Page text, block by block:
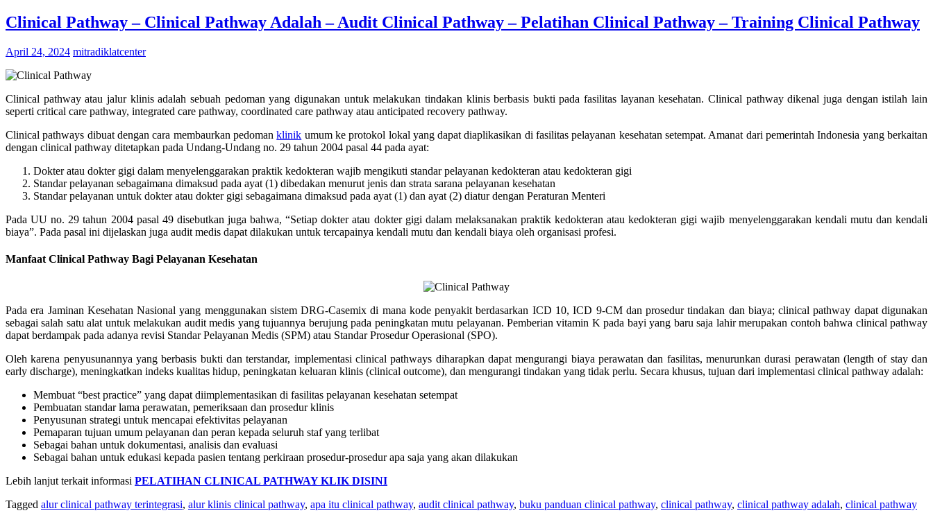
Clinical Pathway – Clinical Pathway Adalah – Audit Clinical Pathway – Pelatihan Clinical Pathway – Training Clinical Pathway
April 24, 2024 mitradiklatcenter
Clinical pathway atau jalur klinis adalah sebuah pedoman yang digunakan untuk melakukan tindakan klinis berbasis bukti pada fasilitas layanan kesehatan. Clinical pathway dikenal juga dengan istilah lain
seperti critical care pathway, integrated care pathway, coordinated care pathway atau anticipated recovery pathway.
Clinical pathways dibuat dengan cara membaurkan pedomanklinik umum ke protokol lokal yang dapat diaplikasikan di fasilitas pelayanan kesehatan setempat. Amanat dari pemerintah Indonesia yang berkaitan
dengan clinical pathway ditetapkan pada Undang-Undang no. 29 tahun 2004 pasal 44 pada ayat:
Dokter atau dokter gigi dalam menyelenggarakan praktik kedokteran wajib mengikuti standar pelayanan kedokteran atau kedokteran gigi
Standar pelayanan sebagaimana dimaksud pada ayat (1) dibedakan menurut jenis dan strata sarana pelayanan kesehatan
Standar pelayanan untuk dokter atau dokter gigi sebagaimana dimaksud pada ayat (1) dan ayat (2) diatur dengan Peraturan Menteri
Pada UU no. 29 tahun 2004 pasal 49 disebutkan juga bahwa, “Setiap dokter atau dokter gigi dalam melaksanakan praktik kedokteran atau kedokteran gigi wajib menyelenggarakan kendali mutu dan kendali
biaya”. Pada pasal ini dijelaskan juga audit medis dapat dilakukan untuk tercapainya kendali mutu dan kendali biaya oleh organisasi profesi.
Manfaat Clinical Pathway Bagi Pelayanan Kesehatan
Pada era Jaminan Kesehatan Nasional yang menggunakan sistem DRG-Casemix di mana kode penyakit berdasarkan ICD 10, ICD 9-CM dan prosedur tindakan dan biaya; clinical pathway dapat digunakan
sebagai salah satu alat untuk melakukan audit medis yang tujuannya berujung pada peningkatan mutu pelayanan. Pemberian vitamin K pada bayi yang baru saja lahir merupakan contoh bahwa clinical pathway
dapat berdampak pada adanya revisi Standar Pelayanan Medis (SPM) atau Standar Prosedur Operasional (SPO).
Oleh karena penyusunannya yang berbasis bukti dan terstandar, implementasi clinical pathways diharapkan dapat mengurangi biaya perawatan dan fasilitas, menurunkan durasi perawatan (length of stay dan
early discharge), meningkatkan indeks kualitas hidup, peningkatan keluaran klinis (clinical outcome), dan mengurangi tindakan yang tidak perlu. Secara khusus, tujuan dari implementasi clinical pathway adalah:
Membuat “best practice” yang dapat diimplementasikan di fasilitas pelayanan kesehatan setempat
Pembuatan standar lama perawatan, pemeriksaan dan prosedur klinis
Penyusunan strategi untuk mencapai efektivitas pelayanan
Pemaparan tujuan umum pelayanan dan peran kepada seluruh staf yang terlibat
Sebagai bahan untuk dokumentasi, analisis dan evaluasi
Sebagai bahan untuk edukasi kepada pasien tentang perkiraan prosedur-prosedur apa saja yang akan dilakukan
Lebih lanjut terkait informasi PELATIHAN CLINICAL PATHWAY KLIK DISINI
Tagged alur clinical pathway terintegrasi, alur klinis clinical pathway, apa itu clinical pathway, audit clinical pathway, buku panduan clinical pathway, clinical pathway, clinical pathway adalah, clinical pathway